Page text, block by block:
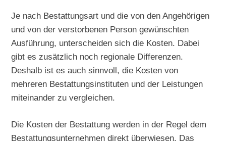
Je nach Bestattungsart und die von den Angehörigen
und von der verstorbenen Person gewünschten
Ausführung, unterscheiden sich die Kosten. Dabei
gibt es zusätzlich noch regionale Differenzen.
Deshalb ist es auch sinnvoll, die Kosten von
mehreren Bestattungsinstituten und der Leistungen
miteinander zu vergleichen.
Die Kosten der Bestattung werden in der Regel dem
Bestattungsunternehmen direkt überwiesen. Das